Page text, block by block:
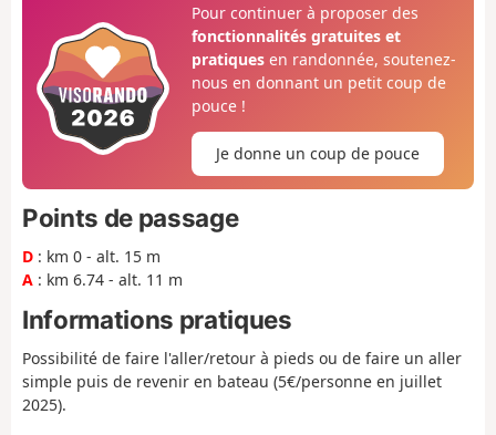
Pour continuer à proposer des
fonctionnalités gratuites et
pratiquesen randonnée, soutenez-
nous en donnant un petit coup de
pouce !
Je donne un coup de pouce
Points de passage
D : km 0 - alt. 15 m
A : km 6.74 - alt. 11 m
Informations pratiques
Possibilité de faire l'aller/retour à pieds ou de faire un aller
simple puis de revenir en bateau (5€/personne en juillet
2025).